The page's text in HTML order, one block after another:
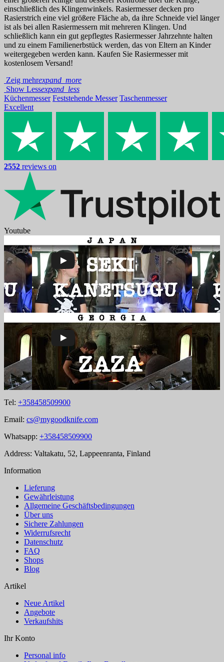
einschließlich des Klingenwinkels. Rasiermesser decken pro
Rasierstrich eine viel größere Fläche ab, da ihre Schneide viel länger
ist als bei allen Rasiermessern mit mehreren Klingen. Und
schließlich kann ein gut gepflegtes Rasiermesser Jahrzehnte halten
und zu einem Familienerbstück werden, das von Eltern an Kinder
weitergegeben werden kann. Kaufen Sie Rasiermesser mit
kostenlosem Versand!
Zeig mehrexpand_more
Show Lessexpand_less
Küchenmesser Feststehende Messer Taschenmesser
Excellent
2552 reviews on
Youtube
Tel: +358458509900
Email: cs@mygoodknife.com
Whatsapp: +358458509900
Address: Valtakatu, 52, Lappeenranta, Finland
Information
Lieferung
Gewährleistung
Allgemeine Geschäftsbedingungen
Über uns
Sichere Zahlungen
Widerrufsrecht
Datenschutz
FAQ
Shops
Blog
Artikel
Neue Artikel
Angebote
Verkaufshits
Ihr Konto
Personal info